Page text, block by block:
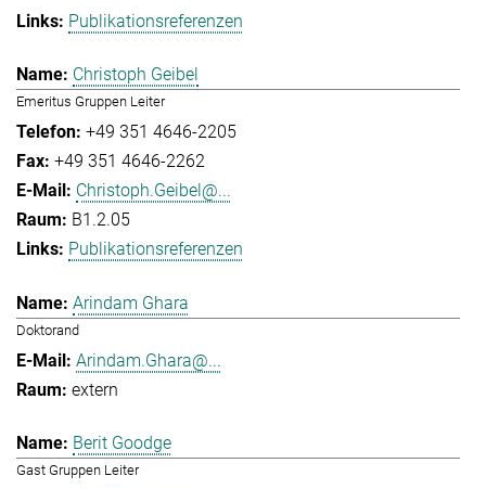
Publikationsreferenzen
Christoph Geibel
Emeritus Gruppen Leiter
+49 351 4646-2205
+49 351 4646-2262
Christoph.Geibel@...
B1.2.05
Publikationsreferenzen
Arindam Ghara
Doktorand
Arindam.Ghara@...
extern
Berit Goodge
Gast Gruppen Leiter